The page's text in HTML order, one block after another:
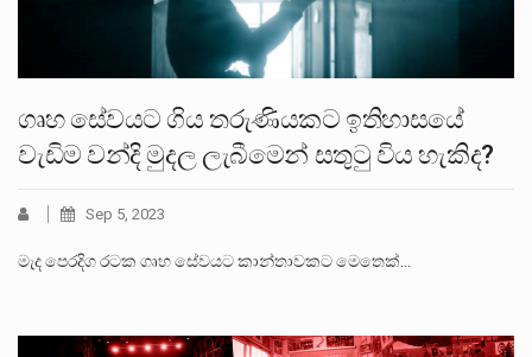
ගෘහ සේවයට ගිය තරුණියකට ඉතිහාසයේ
වැඩිම වන්දි මුදල ලැබීමෙන් සතුටු විය හැකිද?
Sep 5, 2023
මැද පෙරදිග රටක ගෘහ සේවයට කාන්තාවකට මෙතෙක්…